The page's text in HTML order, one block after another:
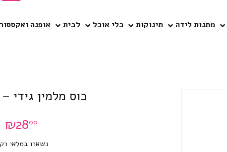
מתנות לידה תינוקות כלי אוכל לבית אופנה
כוס מלמין גידי
₪2800
נשארו במלאי רק 1